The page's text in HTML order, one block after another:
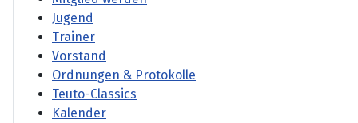
Jugend
Trainer
Vorstand
Ordnungen & Protokolle
Teuto-Classics
Kalender